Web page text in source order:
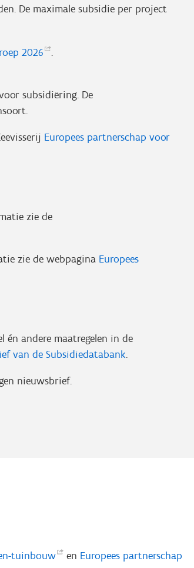
De maximale subsidie per project
2026 .
subsidiëring. De
Europees partnerschap voor
zie de
zie de webpagina Europees
andere maatregelen in de
van de Subsidiedatabank.
nieuwsbrief.
tuinbouw en Europees partnerschap